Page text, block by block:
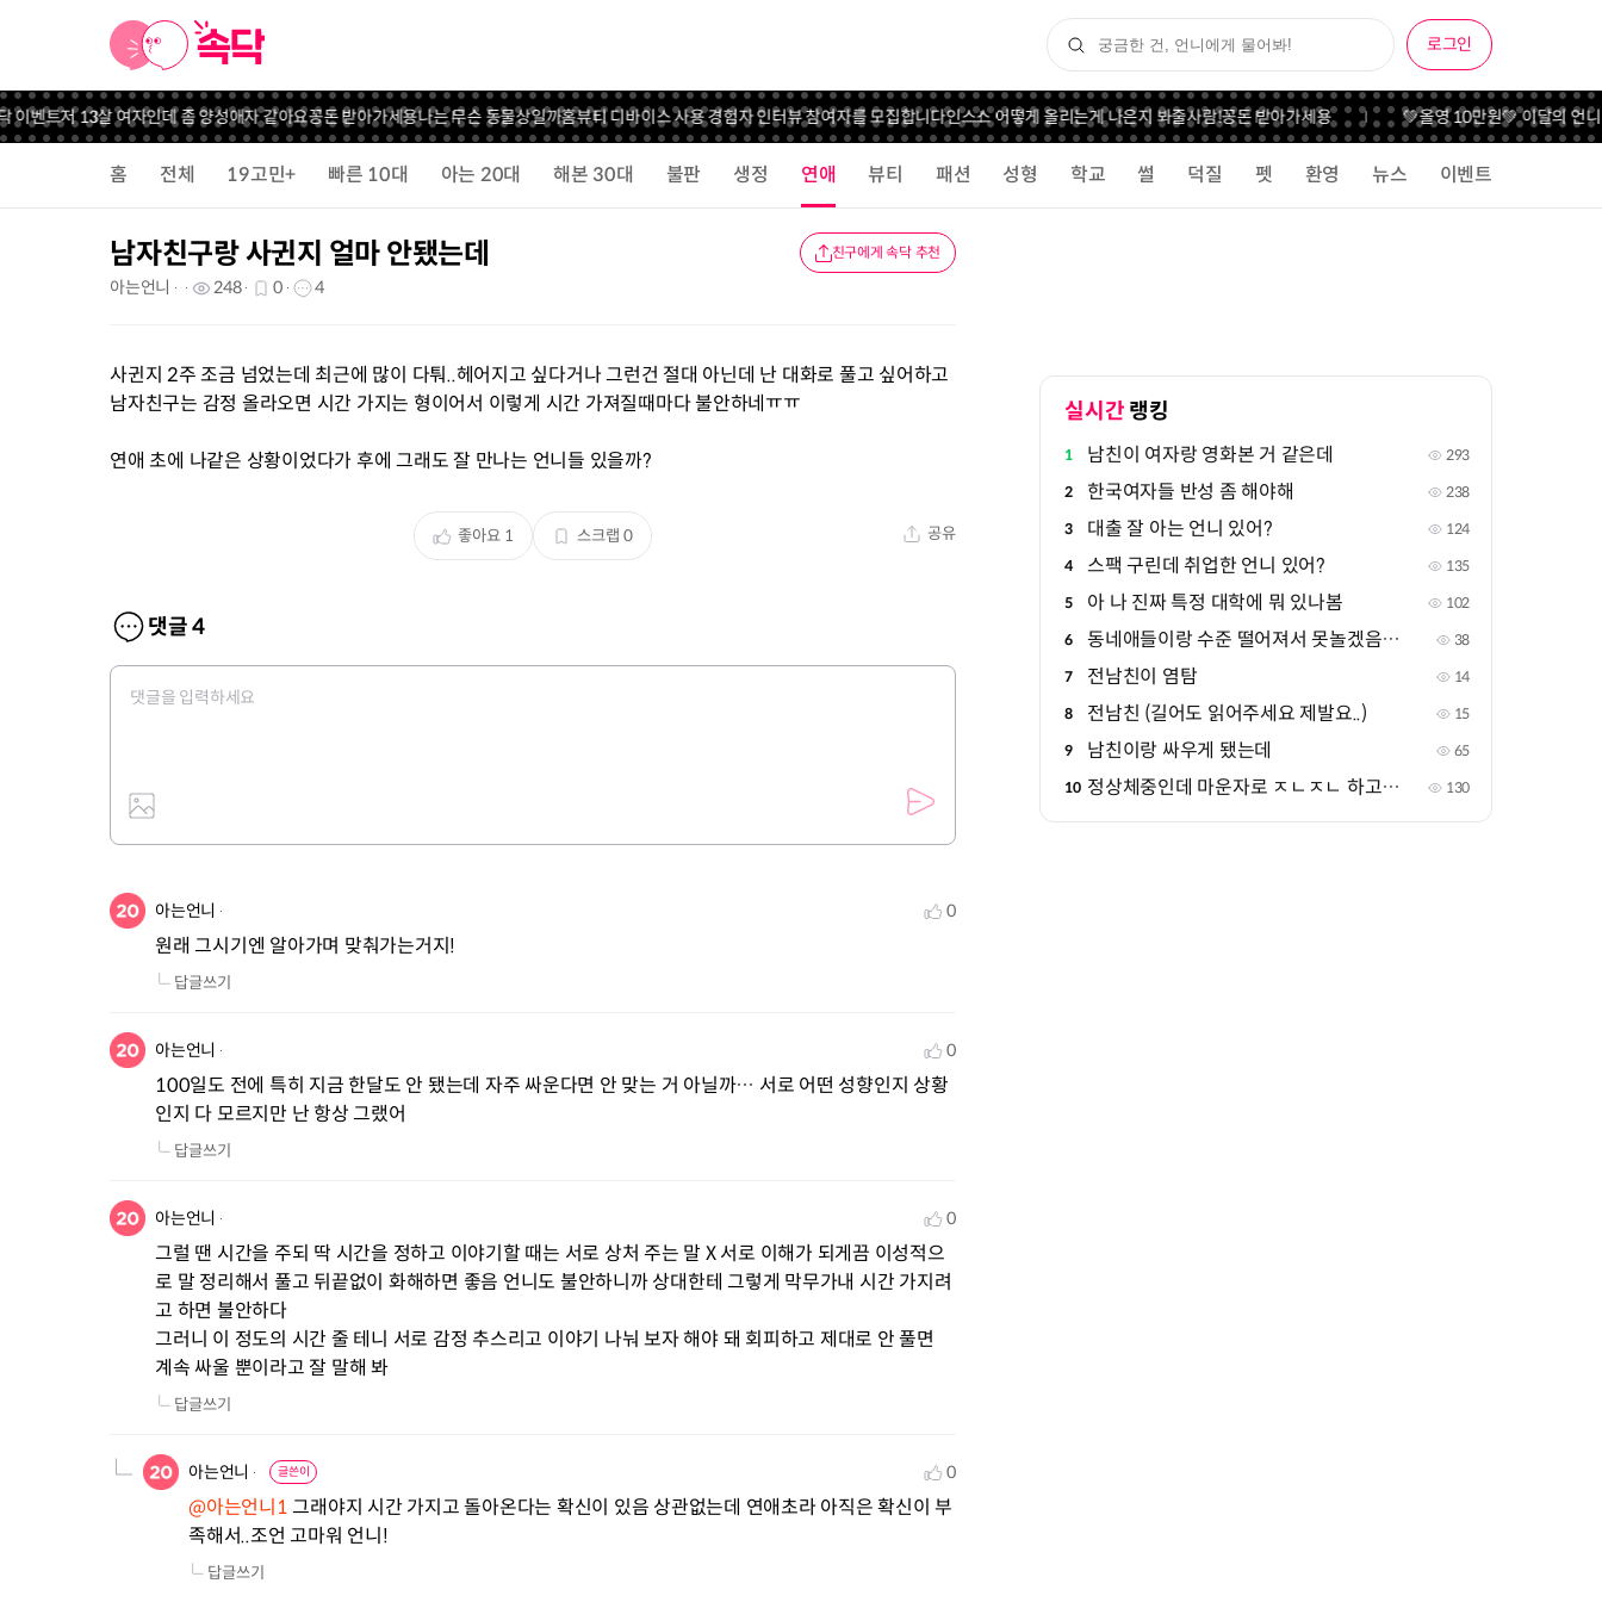
로그인
벤트저 13살 여자인데 좀 양성애자 같아요꽁돈 받아가세용나는 무슨 동물상일까홈뷰티 디바이스 사용 경험자 인터뷰 참여자를 모집합니다인스스 어떻게 올리는게 나은지 봐줄사람!꽁돈 받아가세용 💚올영 10만원💚 이달의 언니
홈 전체 19고민+ 빠른 10대 아는 20대 해본 30대 불판 생정 연애 뷰티 패션 성형 학교 썰 덕질 펫 환영 뉴스 이벤트
남자친구랑 사귄지 얼마 안됐는데 친구에게 속닥 추천
아는언니 248 0 4
사귄지 2주 조금 넘었는데 최근에 많이 다퉈..헤어지고 싶다거나 그런건 절대 아닌데 난 대화로 풀고 싶어하고
남자친구는 감정 올라오면 시간 가지는 형이어서 이렇게 시간 가져질때마다 불안하네ㅠㅠ
연애 초에 나같은 상황이었다가 후에 그래도 잘 만나는 언니들 있을까?
좋아요 1 스크랩 0 공유
댓글4
아는언니 0
원래 그시기엔 알아가며 맞춰가는거지!
답글쓰기
아는언니 0
100일도 전에 특히 지금 한달도 안 됐는데 자주 싸운다면 안 맞는 거 아닐까… 서로 어떤 성향인지 상황
인지 다 모르지만 난 항상 그랬어
답글쓰기
아는언니 0
그럴 땐 시간을 주되 딱 시간을 정하고 이야기할 때는 서로 상처 주는 말 X 서로 이해가 되게끔 이성적으
로 말 정리해서 풀고 뒤끝없이 화해하면 좋음 언니도 불안하니까 상대한테 그렇게 막무가내 시간 가지려
고 하면 불안하다
그러니 이 정도의 시간 줄 테니 서로 감정 추스리고 이야기 나눠 보자 해야 돼 회피하고 제대로 안 풀면
계속 싸울 뿐이라고 잘 말해 봐
답글쓰기
아는언니 글쓴이 0
@아는언니1 그래야지 시간 가지고 돌아온다는 확신이 있음 상관없는데 연애초라 아직은 확신이 부
족해서..조언 고마워 언니!
답글쓰기
실시간 랭킹
1 남친이 여자랑 영화본 거 같은데 293
2 한국여자들 반성 좀 해야해 238
3 대출 잘 아는 언니 있어? 124
4 스팩 구린데 취업한 언니 있어? 135
5 아 나 진짜 특정 대학에 뭐 있나봄 102
6 동네애들이랑 수준 떨어져서 못놀겠음ㅅㅂ 38
7 전남친이 염탐 14
8 전남친 (길어도 읽어주세요 제발요..) 15
9 남친이랑 싸우게 됐는데 65
10 정상체중인데 마운자로 ㅈㄴㅈㄴ 하고싶음 130